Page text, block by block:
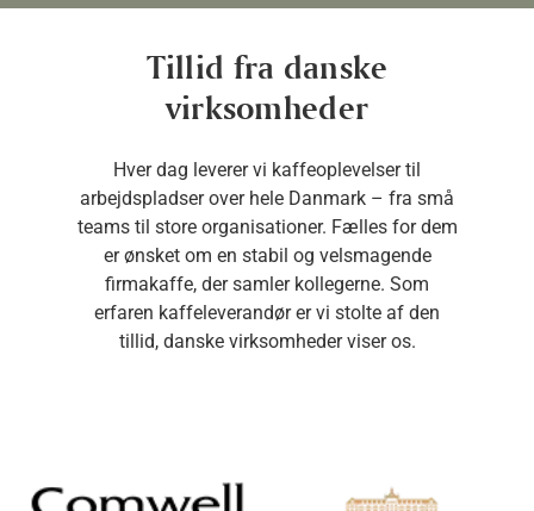
Tillid fra danske
virksomheder
Hver dag leverer vi kaffeoplevelser til
arbejdspladser over hele Danmark – fra små
teams til store organisationer. Fælles for dem
er ønsket om en stabil og velsmagende
firmakaffe, der samler kollegerne. Som
erfaren kaffeleverandør er vi stolte af den
tillid, danske virksomheder viser os.